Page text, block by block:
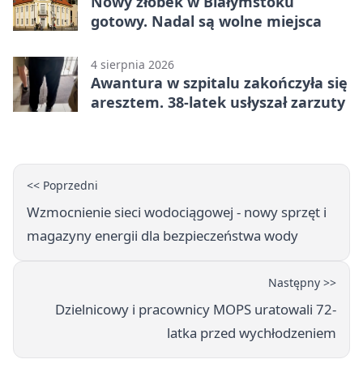
gotowy. Nadal są wolne miejsca
4 sierpnia 2026
Awantura w szpitalu zakończyła się
aresztem. 38-latek usłyszał zarzuty
<< Poprzedni
Wzmocnienie sieci wodociągowej - nowy sprzęt i
magazyny energii dla bezpieczeństwa wody
Następny >>
Dzielnicowy i pracownicy MOPS uratowali 72-
latka przed wychłodzeniem